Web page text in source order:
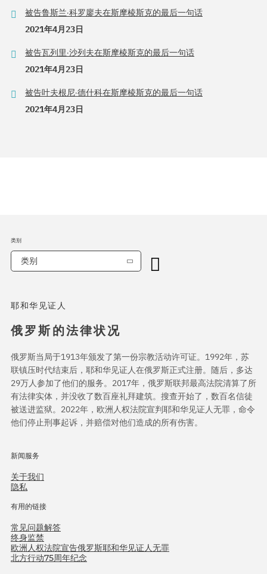
被告鲁斯兰·科罗廖夫在斯摩棱斯克的最后一句话
2021年4月23日
被告瓦列里·沙列夫在斯摩棱斯克的最后一句话
2021年4月23日
被告叶夫根尼·德什科在斯摩棱斯克的最后一句话
2021年4月23日
耶和华见证人
俄罗斯的法律状况
俄罗斯当局于1913年颁发了第一份宗教活动许可证。1992年，苏
联镇压时代结束后，耶和华见证人在俄罗斯正式注册。随后，多达
29万人参加了他们的服务。2017年，俄罗斯联邦最高法院清算了所
有法律实体，并没收了数百座礼拜建筑。搜查开始了，数百名信徒
被送进监狱。2022年，欧洲人权法院宣判耶和华见证人无罪，命令
他们停止刑事起诉，并赔偿对他们造成的所有伤害。
新闻服务
关于我们
隐私
有用的链接
常见问题解答
终身监禁
欧洲人权法院宣告俄罗斯耶和华见证人无罪
北方行动75周年纪念
类别
类别